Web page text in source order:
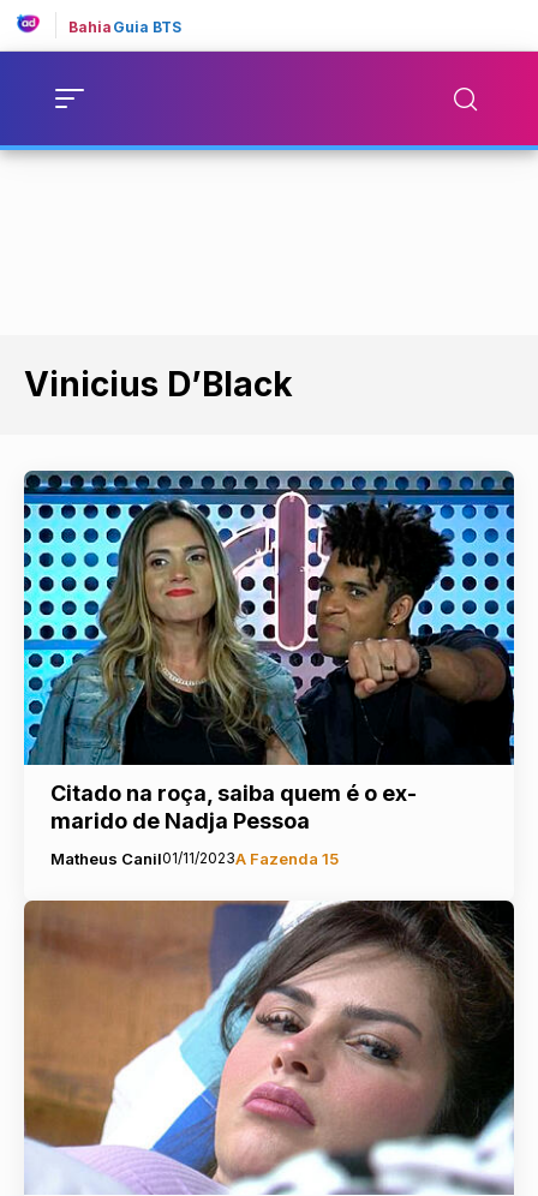
Bahia Guia BTS
Vinicius D’Black
Citado na roça, saiba quem é o ex-
marido de Nadja Pessoa
Matheus Canil01/11/2023A Fazenda 15